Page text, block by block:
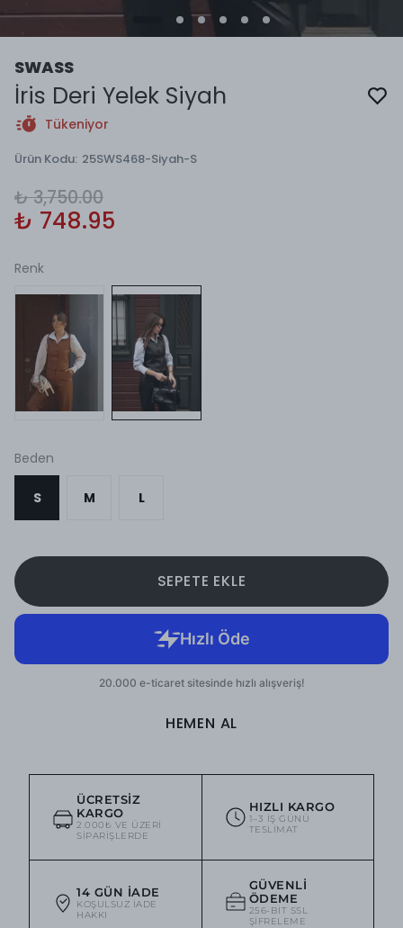
SWASS
İris Deri Yelek Siyah
Tükeniyor
Ürün Kodu: 25SWS468-Siyah-S
₺ 3,750.00
₺ 748.95
Renk
Beden
S M L
SEPETE EKLE
HEMEN AL
ÜCRETSIZ
KARGO
2.000₺ VE ÜZERI
SIPARIŞLERDE
HIZLI KARGO
1–3 IŞ GÜNÜ
TESLIMAT
14 GÜN İADE
KOŞULSUZ IADE
HAKKI
GÜVENLI
ÖDEME
256-BIT SSL
ŞIFRELEME